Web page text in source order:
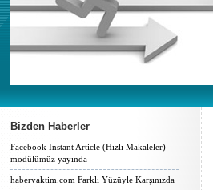
Bizden Haberler
Facebook Instant Article (Hızlı Makaleler)
modülümüz yayında
habervaktim.com Farklı Yüzüyle Karşınızda